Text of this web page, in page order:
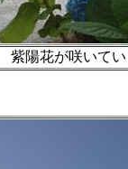
紫陽花が咲いて